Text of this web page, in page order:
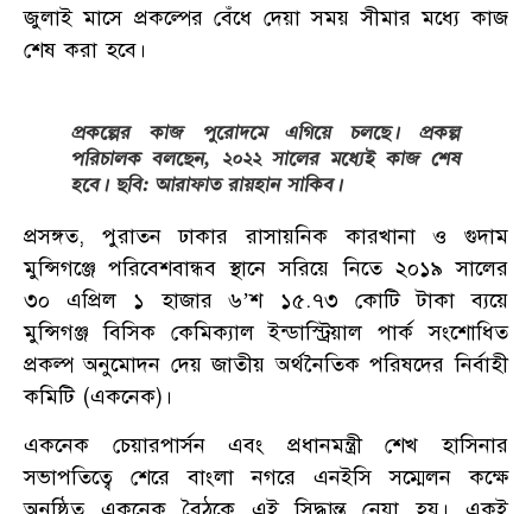
জুলাই মাসে প্রকল্পের বেঁধে দেয়া সময় সীমার মধ্যে কাজ
শেষ করা হবে।
প্রকল্পের কাজ পুরোদমে এগিয়ে চলছে। প্রকল্প
পরিচালক বলছেন, ২০২২ সালের মধ্যেই কাজ শেষ
হবে। ছবি: আরাফাত রায়হান সাকিব।
প্রসঙ্গত, পুরাতন ঢাকার রাসায়নিক কারখানা ও গুদাম
মুন্সিগঞ্জে পরিবেশবান্ধব স্থানে সরিয়ে নিতে ২০১৯ সালের
৩০ এপ্রিল ১ হাজার ৬’শ ১৫.৭৩ কোটি টাকা ব্যয়ে
মুন্সিগঞ্জ বিসিক কেমিক্যাল ইন্ডাস্ট্রিয়াল পার্ক সংশোধিত
প্রকল্প অনুমোদন দেয় জাতীয় অর্থনৈতিক পরিষদের নির্বাহী
কমিটি (একনেক)।
একনেক চেয়ারপার্সন এবং প্রধানমন্ত্রী শেখ হাসিনার
সভাপতিত্বে শেরে বাংলা নগরে এনইসি সম্মেলন কক্ষে